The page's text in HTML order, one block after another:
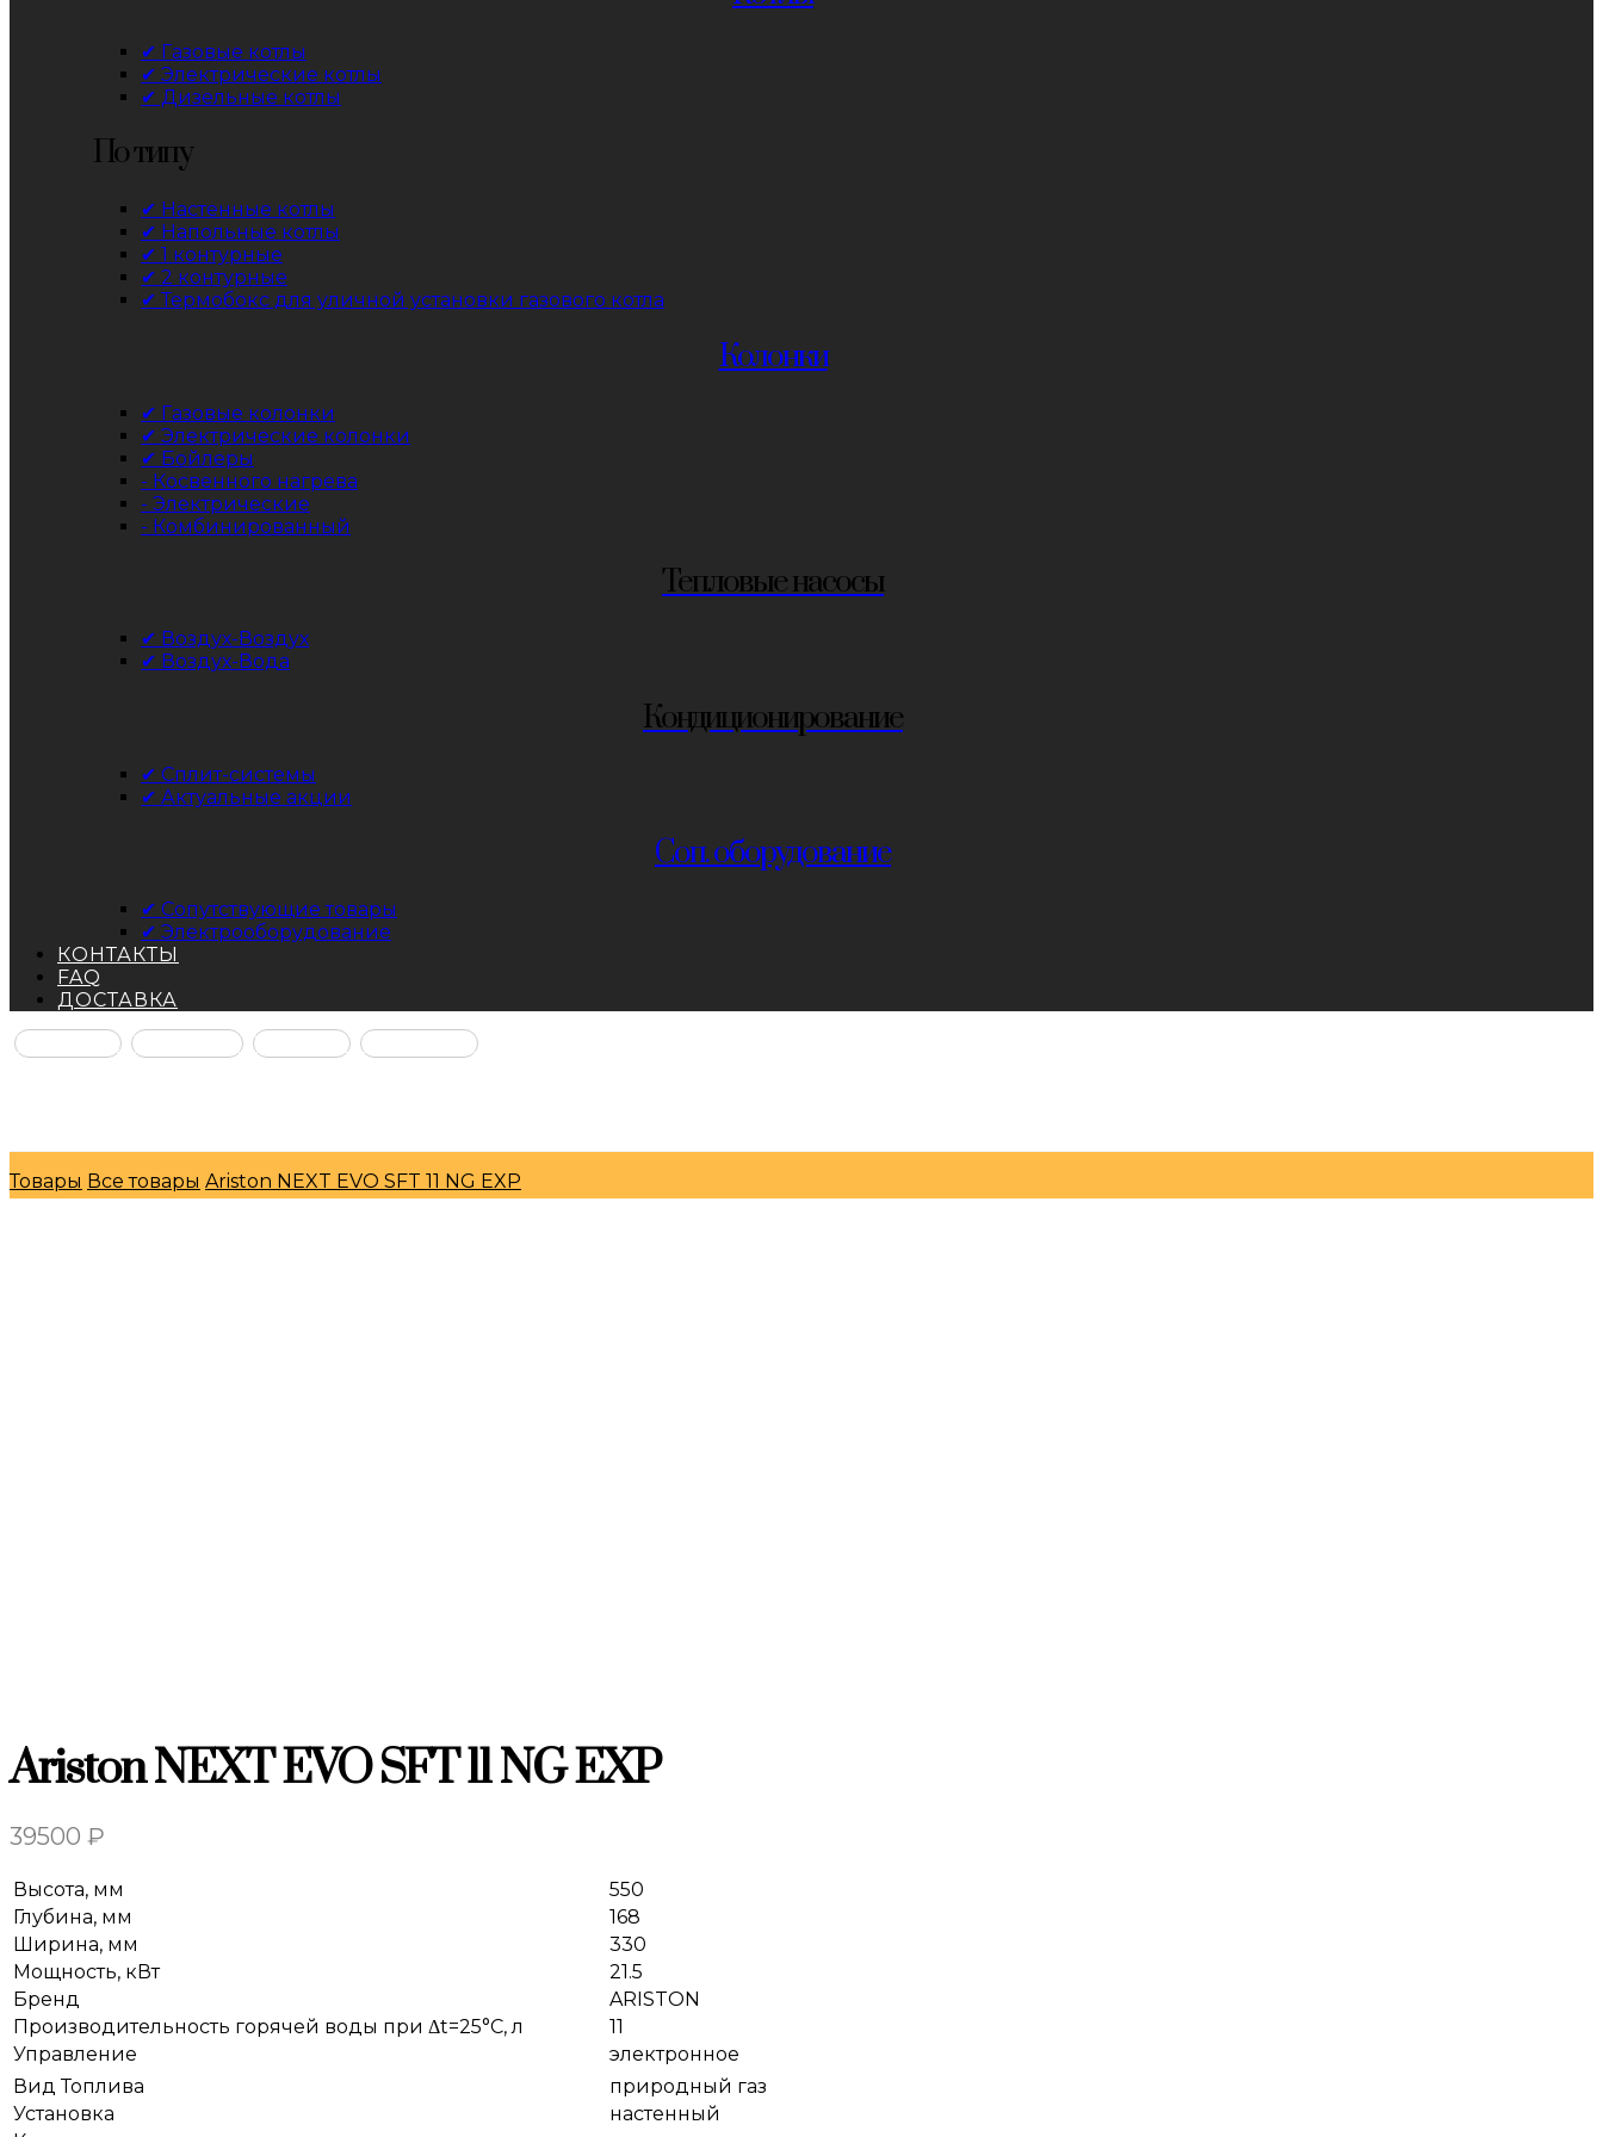
✔ Газовые котлы
✔ Электрические котлы
✔ Дизельные котлы
По типу
✔ Настенные котлы
✔ Напольные котлы
✔ 1 контурные
✔ 2 контурные
✔ Термобокс для уличной установки газового котла
Колонки
✔ Газовые колонки
✔ Электрические колонки
✔ Бойлеры
- Косвенного нагрева
- Электрические
- Комбинированный
Тепловые насосы
✔ Воздух-Воздух
✔ Воздух-Вода
Кондиционирование
✔ Сплит-системы
✔ Актуальные акции
Соп. оборудование
✔ Сопутствующие товары
✔ Электрооборудование
КОНТАКТЫ
FAQ
ДОСТАВКА
Facebook Instagram YouTube ВКонтакте
Товары Все товары Ariston NEXT EVO SFT 11 NG EXP
Ariston NEXT EVO SFT 11 NG EXP
39500 ₽
Высота, мм
550
Глубина, мм
168
Ширина, мм
330
Мощность, кВт
21.5
Бренд
ARISTON
Производительность горячей воды при Δt=25°С, л
11
Управление
электронное
Вид Топлива
природный газ
Установка
настенный